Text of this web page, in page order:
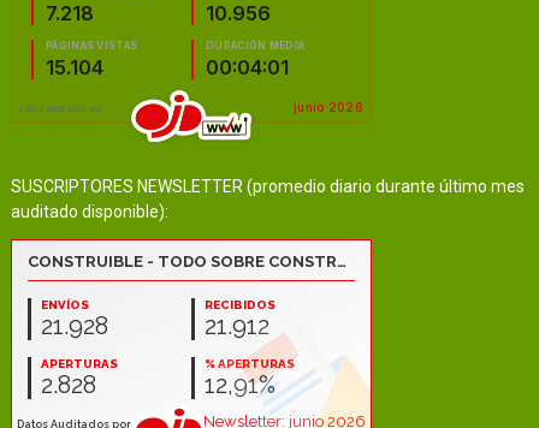
SUSCRIPTORES NEWSLETTER (promedio diario durante último mes
auditado disponible):